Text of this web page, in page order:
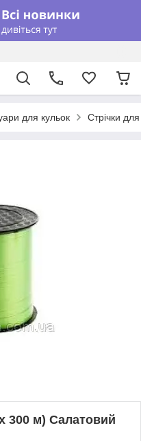
для кульок Стрічки
300 м) Салатовий